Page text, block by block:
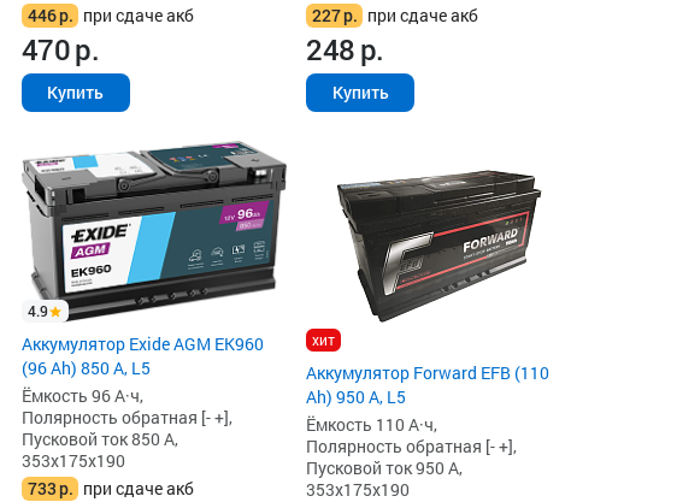
446р. при сдаче акб
470р.
Купить
227р. при сдаче акб
248р.
Купить
4.9
Аккумулятор Exide AGM EK960
(96 Ah) 850 А, L5
Ёмкость 96 А·ч,
Полярность обратная [- +],
Пусковой ток 850 А,
353x175x190
733р. при сдаче акб
хит
Аккумулятор Forward EFB (110
Ah) 950 А, L5
Ёмкость 110 А·ч,
Полярность обратная [- +],
Пусковой ток 950 А,
353x175x190